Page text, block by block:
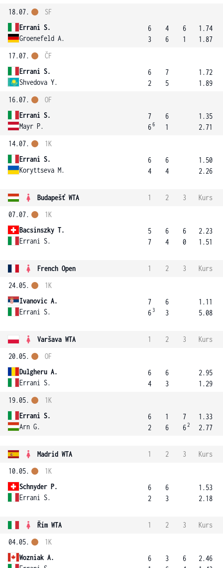
18.07.
Errani S.
Groenefeld A.
SF
6
3
4
6
6
1
1.74
1.87
17.07.
Errani S.
Shvedova Y.
ČF
6
2
7
5
1.72
1.89
16.07.
Errani S.
Mayr P.
OF
7
66
6
1
1.35
2.71
14.07.
Errani S.
Koryttseva M.
1K
6
4
6
4
1.50
2.26
Budapešť WTA 1 2 3
Kurs
07.07.
Bacsinszky T.
Errani S.
1K
5
7
6
4
6
0
2.23
1.51
French Open 1 2 3
Kurs
24.05.
Ivanovic A.
Errani S.
1K
7
6 3
6
3
1.11
5.08
Varšava WTA 1 2 3
Kurs
20.05.
Dulgheru A.
Errani S.
OF
6
4
6
3
2.95
1.29
19.05.
Errani S.
Arn G.
1K
6
2
1
6
7
62
1.33
2.77
Madrid WTA 1 2 3
Kurs
10.05.
Schnyder P.
Errani S.
1K
6
2
6
3
1.53
2.18
Řím WTA 1 2 3
Kurs
04.05.
Wozniak A.
1K
6
3
6
2.46